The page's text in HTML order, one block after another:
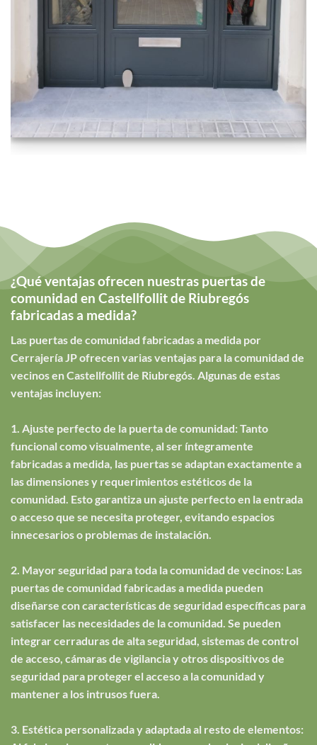
¿Qué ventajas ofrecen nuestras puertas de
comunidad en Castellfollit de Riubregós
fabricadas a medida?
Las puertas de comunidad fabricadas a medida por
Cerrajería JP ofrecen varias ventajas para la comunidad de
vecinos en Castellfollit de Riubregós. Algunas de estas
ventajas incluyen:
1. Ajuste perfecto de la puerta de comunidad: Tanto
funcional como visualmente, al ser íntegramente
fabricadas a medida, las puertas se adaptan exactamente a
las dimensiones y requerimientos estéticos de la
comunidad. Esto garantiza un ajuste perfecto en la entrada
o acceso que se necesita proteger, evitando espacios
innecesarios o problemas de instalación.
2. Mayor seguridad para toda la comunidad de vecinos: Las
puertas de comunidad fabricadas a medida pueden
diseñarse con características de seguridad específicas para
satisfacer las necesidades de la comunidad. Se pueden
integrar cerraduras de alta seguridad, sistemas de control
de acceso, cámaras de vigilancia y otros dispositivos de
seguridad para proteger el acceso a la comunidad y
mantener a los intrusos fuera.
3. Estética personalizada y adaptada al resto de elementos: